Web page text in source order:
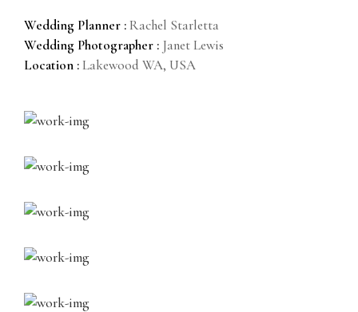
Wedding Planner :Rachel Starletta
Wedding Photographer : Janet Lewis
Location :Lakewood WA, USA